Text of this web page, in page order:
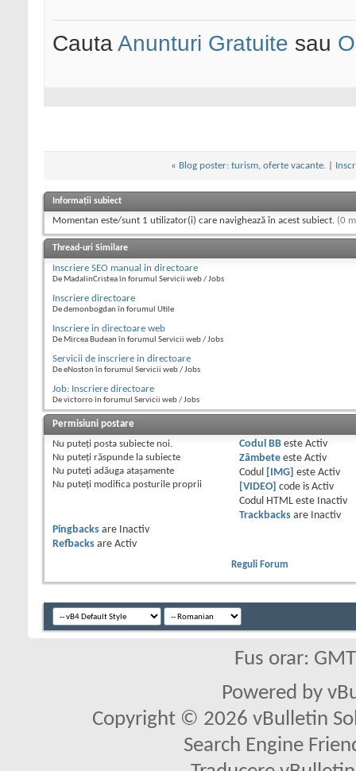
CautaAnunturi Gratuite sau
« Blog poster: turism, oferte vacante.|
Informații subiect
Momentan este/sunt 1 utilizator(i) care navighează în acest subiect. (0
Thread-uri Similare
Inscriere SEO manual in directoare
De MadalinCristea în forumul Servicii web / Jobs
Inscriere directoare
De demonbogdan în forumul Utile
Inscriere in directoare web
De Mircea Budean în forumul Servicii web / Jobs
Servicii de inscriere in directoare
De eNoston în forumul Servicii web / Jobs
Job: Inscriere directoare
De victorro în forumul Servicii web / Jobs
Permisiuni postare
Nu puteţi posta subiecte noi.
Nu puteţi răspunde la subiecte
Nu puteţi adăuga ataşamente
Nu puteţi modifica posturile proprii
Codul BBeste Activ
Zâmbeteeste Activ
Codul
[IMG] este Activ
[VIDEO]
code is Activ
Codul HTML este
Inactiv
Trackbacksare
Inactiv
Pingbacks are
Inactiv
Refbacks are Activ
Reguli Forum
Fus orar:
Powered by
Copyright © 2026 vBulletin
Search Engine